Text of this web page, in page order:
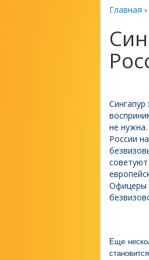
Главная ›
не нужна.
России
Офицеры
Еще